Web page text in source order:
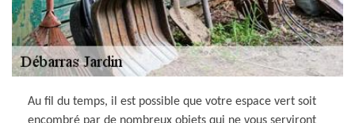
Au fil du temps, il est possible que votre espace vert soit
encombré par de nombreux objets qui ne vous serviront